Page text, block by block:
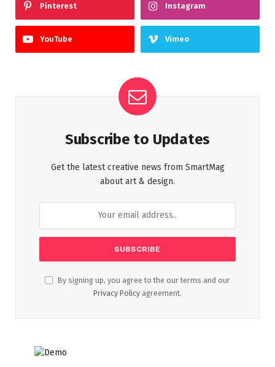
Pinterest Instagram
YouTube Vimeo
Subscribe to Updates
Get the latest creative news from SmartMag
about art & design.
By signing up, you agree to the our terms and our
Privacy Policy agreement.